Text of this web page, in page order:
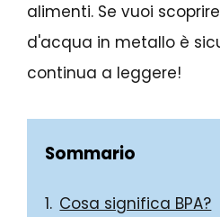
alimenti. Se vuoi
d'acqua in metallo è
continua a leggere!
Sommario
Cosa significa BPA?